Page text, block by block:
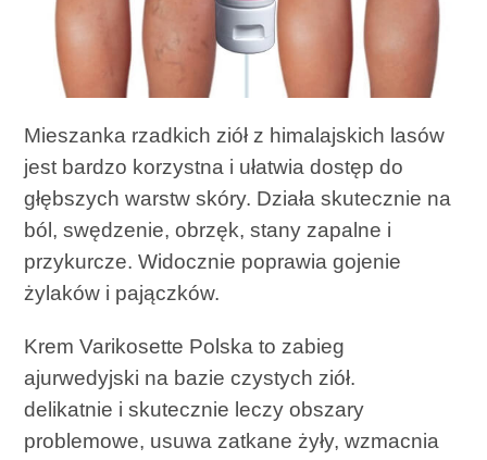
Mieszanka rzadkich ziół z himalajskich lasów
jest bardzo korzystna i ułatwia dostęp do
głębszych warstw skóry. Działa skutecznie na
ból, swędzenie, obrzęk, stany zapalne i
przykurcze. Widocznie poprawia gojenie
żylaków i pajączków.
Krem Varikosette Polska to zabieg
ajurwedyjski na bazie czystych ziół.
delikatnie i skutecznie leczy obszary
problemowe, usuwa zatkane żyły, wzmacnia